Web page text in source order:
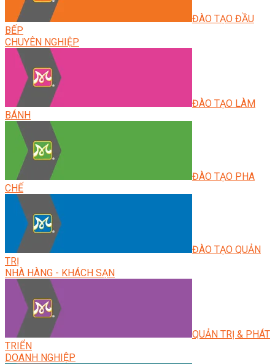
ĐÀO TẠO ĐẦU
BẾP
CHUYÊN NGHIỆP
ĐÀO TẠO LÀM
BÁNH
ĐÀO TẠO PHA
CHẾ
ĐÀO TẠO QUẢN
TRỊ
NHÀ HÀNG - KHÁCH SẠN
QUẢN TRỊ & PHÁT
TRIỂN
DOANH NGHIỆP